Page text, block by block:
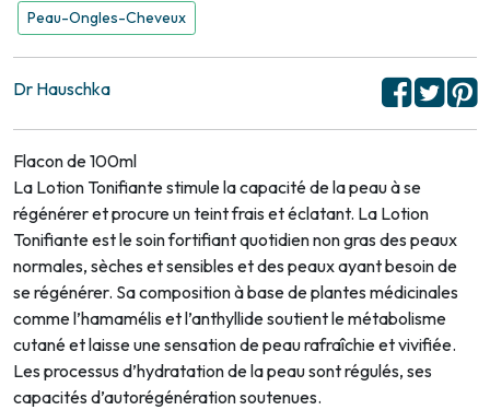
Peau-Ongles-Cheveux
Dr Hauschka
Flacon de 100ml
La Lotion Tonifiante stimule la capacité de la peau à se
régénérer et procure un teint frais et éclatant. La Lotion
Tonifiante est le soin fortifiant quotidien non gras des peaux
normales, sèches et sensibles et des peaux ayant besoin de
se régénérer. Sa composition à base de plantes médicinales
comme l’hamamélis et l’anthyllide soutient le métabolisme
cutané et laisse une sensation de peau rafraîchie et vivifiée.
Les processus d’hydratation de la peau sont régulés, ses
capacités d’autorégénération soutenues.